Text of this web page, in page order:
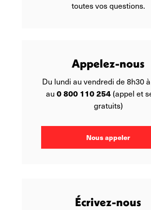
toutes vos questions.
Appelez-nous
Du lundi au vendredi de 8h30
au 0 800 110 254(appel et
gratuits)
Nous appeler
Écrivez-nous